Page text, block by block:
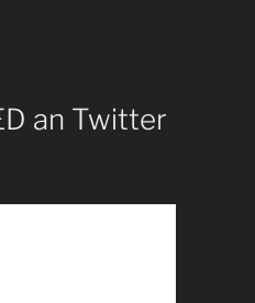
an Twitter